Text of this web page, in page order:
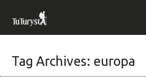
Tag Archives: europa